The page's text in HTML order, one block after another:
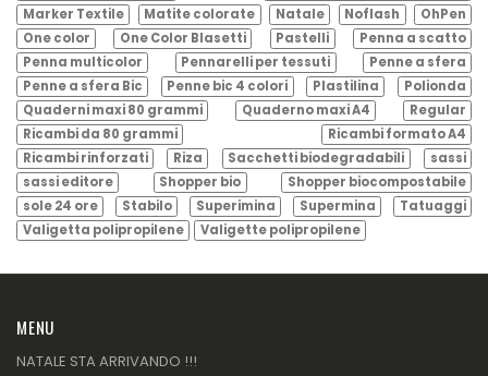
Marker Textile
Matite colorate Natale Noflash
OhPen
One color
One Color Blasetti Pastelli
Penna a scatto
Penna multicolor
Pennarelli per tessuti
Penne a sfera
Penne a sfera Bic
Penne bic 4 colori Plastilina
Polionda
Quaderni maxi 80 grammi
Quaderno maxi A4
Regular
Ricambi da 80 grammi
Ricambi formato A4
Ricambi rinforzati
Riza Sacchetti biodegradabili
sassi
sassi editore
Shopper bio
Shopper biocompostabile
sole 24 ore
Stabilo Superimina Supermina
Tatuaggi
Valigetta polipropilene
Valigette polipropilene
MENU
NATALE STA ARRIVANDO !!!